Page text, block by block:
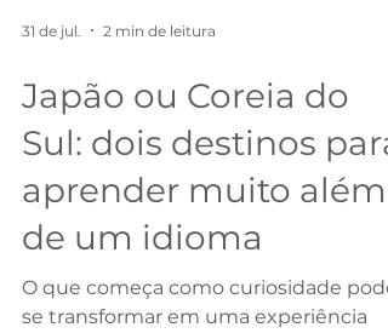
31 de jul. 2 min de leitura
Japão ou Coreia do
Sul: dois destinos para
aprender muito além
de um idioma